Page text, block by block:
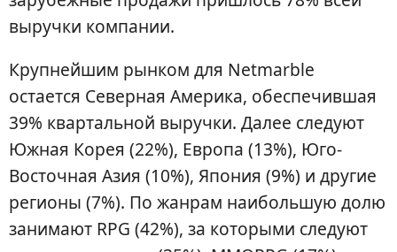
выручки компании.
Крупнейшим рынком для Netmarble
остается Северная Америка, обеспечившая
39% квартальной выручки. Далее следуют
Южная Корея (22%), Европа (13%), Юго-
Восточная Азия (10%), Япония (9%) и другие
регионы (7%). По жанрам наибольшую долю
занимают RPG (42%), за которыми следуют